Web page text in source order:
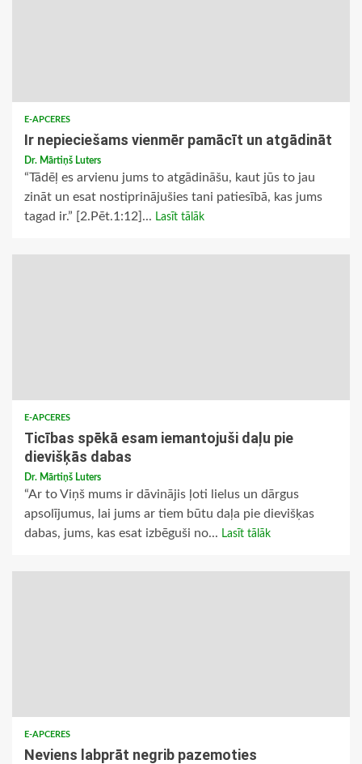
E-APCERES
Ir nepieciešams vienmēr pamācīt un atgādināt
Dr. Mārtiņš Luters
“Tādēļ es arvienu jums to atgādināšu, kaut jūs to jau
zināt un esat nostiprinājušies tani patiesībā, kas jums
tagad ir.” [2.Pēt.1:12]... Lasīt tālāk
E-APCERES
Ticības spēkā esam iemantojuši daļu pie
dievišķās dabas
Dr. Mārtiņš Luters
“Ar to Viņš mums ir dāvinājis ļoti lielus un dārgus
apsolījumus, lai jums ar tiem būtu daļa pie dievišķas
dabas, jums, kas esat izbēguši no... Lasīt tālāk
E-APCERES
Neviens labprāt negrib pazemoties